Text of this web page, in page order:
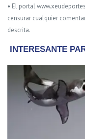
• El portal
censurar cualquier
descrita.